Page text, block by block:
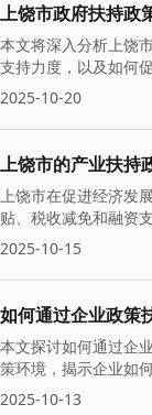
上饶市政府扶持政
本文将深入分析上饶
支持力度，以及如何
2025-10-20
上饶市的产业扶持
上饶市在促进经济发
贴、税收减免和融资
2025-10-15
如何通过企业政策
本文探讨如何通过企
策环境，揭示企业如
2025-10-13